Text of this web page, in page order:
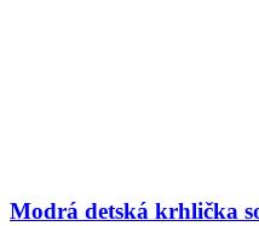
Modrá detská krhlička